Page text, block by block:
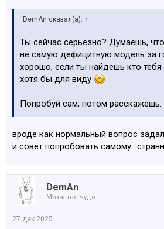
DemAn сказал(а): ↑
Ты сейчас серьезно? Думаешь,
не самую дефицитную модель за
хорошо, если ты найдешь кто
хотя бы для виду
Попробуй сам, потом расскажешь.
вроде как нормальный вопрос
и совет попробовать самому..
DemAn
Мохнатое чудо
27 дек 2025